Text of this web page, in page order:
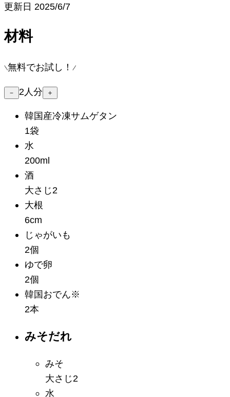
更新日 2025/6/7
材料
無料でお試し！
－ 2 人分 ＋
韓国産冷凍サムゲタン
1袋
水
200ml
酒
大さじ2
大根
6cm
じゃがいも
2個
ゆで卵
2個
韓国おでん※
2本
みそだれ
みそ
大さじ2
水